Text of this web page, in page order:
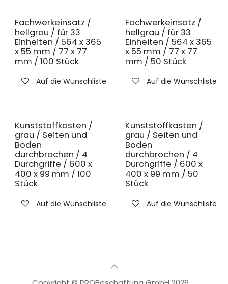
Fachwerkeinsatz /
hellgrau / für 33
Einheiten / 564 x 365
x 55 mm / 77 x 77
mm / 100 Stück
Auf die Wunschliste
Fachwerkeinsatz /
hellgrau / für 33
Einheiten / 564 x 365
x 55 mm / 77 x 77
mm / 50 Stück
Auf die Wunschliste
Kunststoffkasten /
grau / Seiten und
Boden
durchbrochen / 4
Durchgriffe / 600 x
400 x 99 mm / 100
Stück
Auf die Wunschliste
Kunststoffkasten /
grau / Seiten und
Boden
durchbrochen / 4
Durchgriffe / 600 x
400 x 99 mm / 50
Stück
Auf die Wunschliste